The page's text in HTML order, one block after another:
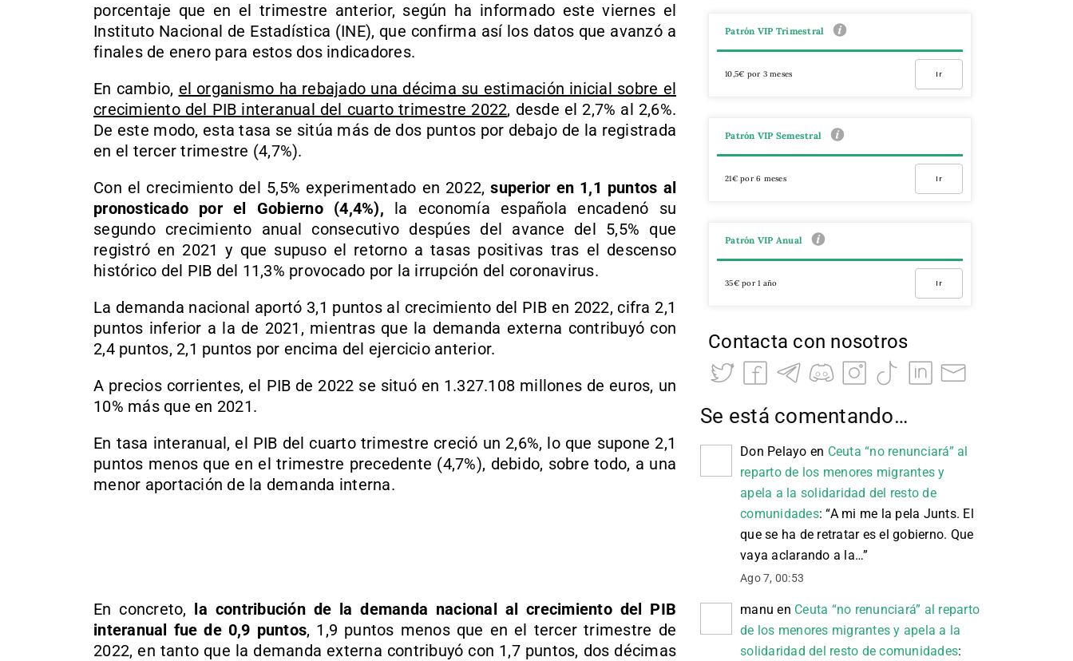
porcentaje que en el trimestre anterior, según ha informado este viernes el
Instituto Nacional de Estadística (INE), que confirma así los datos que avanzó a
finales de enero para estos dos indicadores.
En cambio, el organismo ha rebajado una décima su estimación inicial sobre el
crecimiento del PIB interanual del cuarto trimestre 2022, desde el 2,7% al 2,6%.
De este modo, esta tasa se sitúa más de dos puntos por debajo de la registrada
en el tercer trimestre (4,7%).
Con el crecimiento del 5,5% experimentado en 2022,superior en 1,1 puntos al
pronosticado por el Gobierno (4,4%), la economía española encadenó su
segundo crecimiento anual consecutivo despúes del avance del 5,5% que
registró en 2021 y que supuso el retorno a tasas positivas tras el descenso
histórico del PIB del 11,3% provocado por la irrupción del coronavirus.
La demanda nacional aportó 3,1 puntos al crecimiento del PIB en 2022, cifra 2,1
puntos inferior a la de 2021, mientras que la demanda externa contribuyó con
2,4 puntos, 2,1 puntos por encima del ejercicio anterior.
A precios corrientes, el PIB de 2022 se situó en 1.327.108 millones de euros, un
10% más que en 2021.
En tasa interanual, el PIB del cuarto trimestre creció un 2,6%, lo que supone 2,1
puntos menos que en el trimestre precedente (4,7%), debido, sobre todo, a una
menor aportación de la demanda interna.
En concreto, la contribución de la demanda nacional al crecimiento del PIB
interanual fue de 0,9 puntos, 1,9 puntos menos que en el tercer trimestre de
2022, en tanto que la demanda externa contribuyó con 1,7 puntos, dos décimas
Patrón VIP Trimestral
10,5€ por 3 meses Ir
Patrón VIP Semestral
21€ por 6 meses Ir
Patrón VIP Anual
35€ por 1 año Ir
Contacta con nosotros
Se está comentando…
Don Pelayo en Ceuta “no renunciará” al
reparto de los menores migrantes y
apela a la solidaridad del resto de
comunidades: “A mi me la pela Junts. El
que se ha de retratar es el gobierno. Que
vaya aclarando a la…”
Ago 7, 00:53
manu en Ceuta “no renunciará” al reparto
de los menores migrantes y apela a la
solidaridad del resto de comunidades: